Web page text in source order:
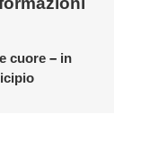
cuore – in